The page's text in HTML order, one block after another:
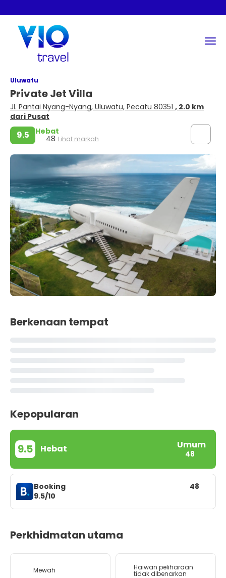
Uluwatu
Private Jet Villa
Jl. Pantai Nyang-Nyang, Uluwatu, Pecatu 80351 , 2.0 km
dari Pusat
9.5 Hebat
48 Lihat markah
Berkenaan tempat
Kepopularan
9.5 Hebat Umum
48
Booking
9.5/10
48
Perkhidmatan utama
Mewah Haiwan peliharaan
tidak dibenarkan